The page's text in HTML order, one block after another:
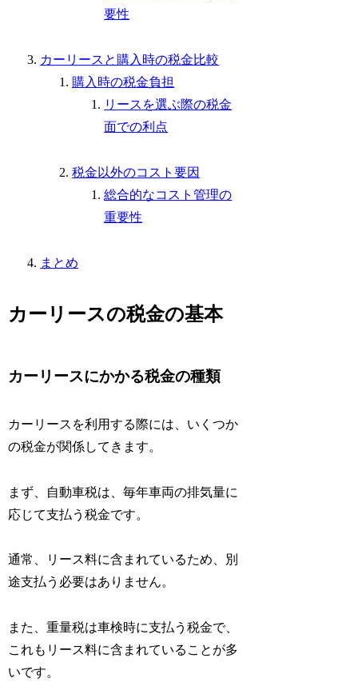
要性
カーリースと購入時の税金比較
購入時の税金負担
リースを選ぶ際の税金
面での利点
税金以外のコスト要因
総合的なコスト管理の
重要性
まとめ
カーリースの税金の基本
カーリースにかかる税金の種類
カーリースを利用する際には、いくつか
の税金が関係してきます。
まず、自動車税は、毎年車両の排気量に
応じて支払う税金です。
通常、リース料に含まれているため、別
途支払う必要はありません。
また、重量税は車検時に支払う税金で、
これもリース料に含まれていることが多
いです。